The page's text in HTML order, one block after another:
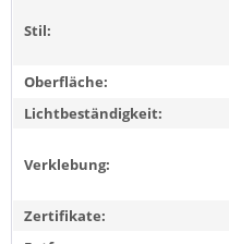
Stil:
Oberfläche:
Lichtbeständigkeit:
Verklebung:
Zertifikate: